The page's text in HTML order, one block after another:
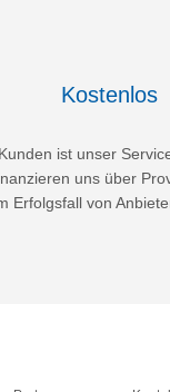
Kostenlos
ist unser
uns über
Erfolgsfall von